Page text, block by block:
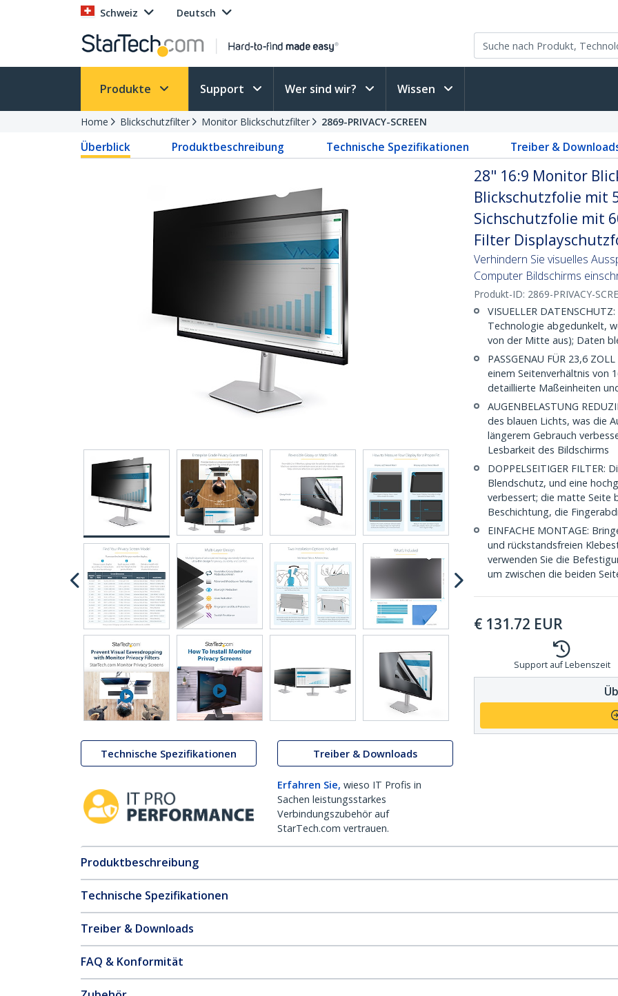
Schweiz Deutsch
Produkte Support Wer sind wir? Wissen
Home Blickschutzfilter Monitor Blickschutzfilter 2869-PRIVACY-SCREEN
Überblick Produktbeschreibung Technische Spezifikationen Treiber &
Technische Spezifikationen Treiber & Downloads
Erfahren Sie, wieso IT Profis in
Sachen leistungsstarkes
Verbindungszubehör auf
StarTech.com vertrauen.
28" 16:9 Monitor
Blickschutzfolie mit
Sichschutzfolie mit
Filter
Verhindern Sie visuelles
Computer Bildschirms
Produkt-ID: 2869-PRIVACY-
VISUELLER
Technologie abgedunkelt,
von der Mitte aus); Daten
PASSGENAU FÜR 23,6
einem Seitenverhältnis von
detaillierte Maßeinheiten
AUGENBELASTUNG
des blauen Lichts, was die
längerem Gebrauch
Lesbarkeit des Bildschirms
DOPPELSEITIGER
Blendschutz, und eine
verbessert; die matte Seite
Beschichtung, die
EINFACHE MONTAGE:
und rückstandsfreien
verwenden Sie die
um zwischen die beiden
€ 131.72 EUR
Support auf Lebenszeit
Produktbeschreibung
Technische Spezifikationen
Treiber & Downloads
FAQ & Konformität